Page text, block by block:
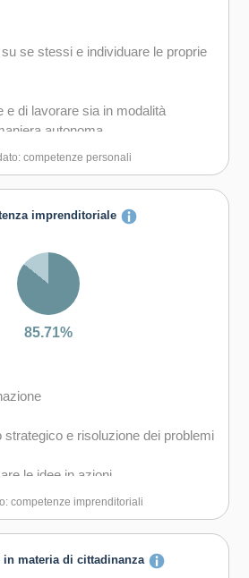
se stessi e individuare le proprie
e di lavorare sia in modalità
autonoma
costruttivamente in ambienti
e provare empatia
e comprendere punti di vista
di riflettere criticamente e di
proprio benessere fisico ed
competenze personali
imprenditoriale
85.71%
strategico e risoluzione dei problemi
le idee in azioni
l'iniziativa
competenze imprenditoriali
in materia di cittadinanza